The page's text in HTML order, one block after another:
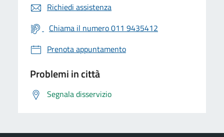
Richiedi assistenza
Chiama il numero 011 9435412
Prenota appuntamento
Problemi in città
Segnala disservizio